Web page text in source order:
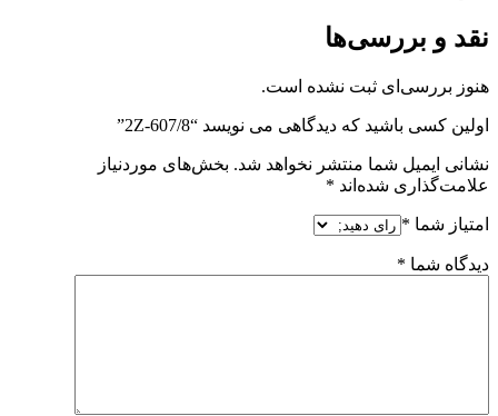
نقد و بررسی‌ها
هنوز بررسی‌ای ثبت نشده است.
اولین کسی باشید که دیدگاهی می نویسد “607/8-2Z”
نشانی ایمیل شما منتشر نخواهد شد. بخش‌های موردنیاز
علامت‌گذاری شده‌اند *
امتیاز شما *
دیدگاه شما *